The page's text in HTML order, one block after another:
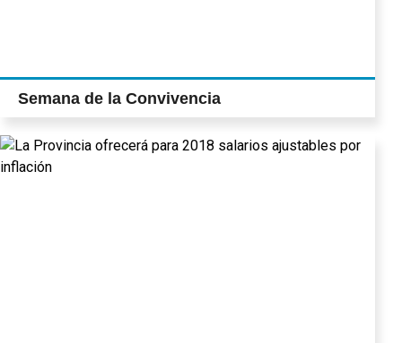
Semana de la Convivencia